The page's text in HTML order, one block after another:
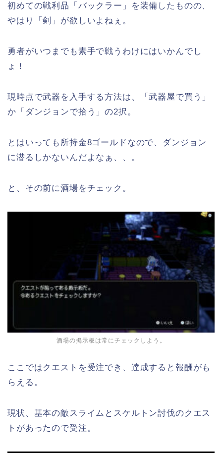
初めての戦利品「バックラー」を装備したものの、
やはり「剣」が欲しいよねぇ。
勇者がいつまでも素手で戦うわけにはいかんでし
ょ！
現時点で武器を入手する方法は、「武器屋で買う」
か「ダンジョンで拾う」の2択。
とはいっても所持金8ゴールドなので、ダンジョン
に潜るしかないんだよなぁ、、。
と、その前に酒場をチェック。
酒場の掲示板は常にチェックしよう。
ここではクエストを受注でき、達成すると報酬がも
らえる。
現状、基本の敵スライムとスケルトン討伐のクエス
トがあったので受注。